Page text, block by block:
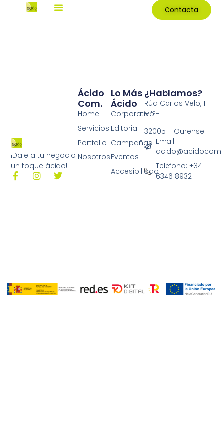
Contacta
¡Dale a tu negocio
un toque ácido!
Lo Más
Ácido
Corporativo
Editorial
Campañas
Eventos
Accesibilidad
Ácido
Com.
Home
Servicios
Portfolio
Nosotros
¿Hablamos?
Rúa Carlos Velo, 1
– 1ºH
32005 – Ourense
Email:
Teléfono: +34
634618932